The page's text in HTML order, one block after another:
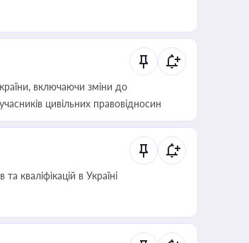
включаючи зміни до
цивільних правовідносин
кваліфікацій в Україні